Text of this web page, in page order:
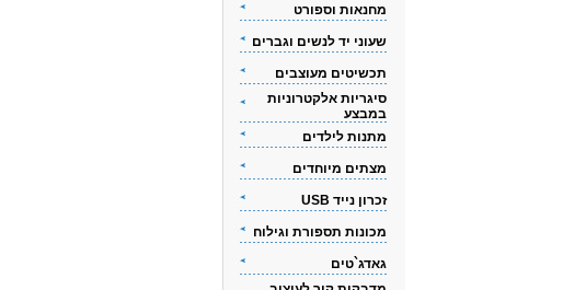
מחנאות וספורט
שעוני יד לנשים וגברים
תכשיטים מעוצבים
סיגריות אלקטרוניות
במבצע
מתנות לילדים
מצתים מיוחדים
זכרון נייד USB
מכונות תספורת וגילוח
גאדג`טים